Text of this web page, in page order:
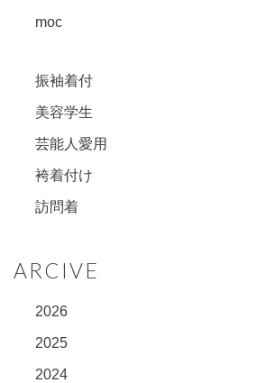
moc
振袖着付
美容学生
芸能人愛用
袴着付け
訪問着
ARCIVE
2026
2025
2024